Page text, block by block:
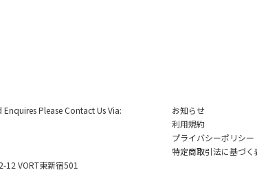
Please Contact Us Via:
12 VORT東新宿501
お知らせ
利用規約
プライバシーポリシー
特定商取引法に基づく